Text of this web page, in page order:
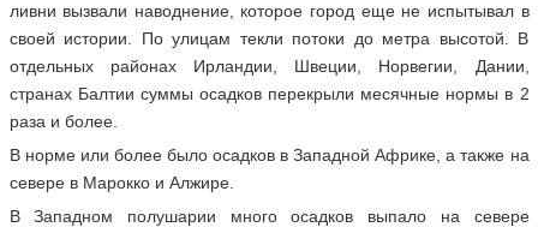
ливни вызвали наводнение, которое город еще не испытывал в
своей истории. По улицам текли потоки до метра высотой. В
отдельных районах Ирландии, Швеции, Норвегии, Дании,
странах Балтии суммы осадков перекрыли месячные нормы в 2
раза и более.
В норме или более было осадков в Западной Африке, а также на
севере в Марокко и Алжире.
В Западном полушарии много осадков выпало на севере